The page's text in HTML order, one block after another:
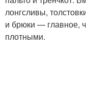
лонгсливы,
и брюки — главное,
плотными.